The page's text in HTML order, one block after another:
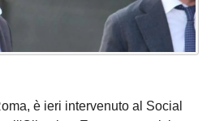
è ieri intervenuto al Social